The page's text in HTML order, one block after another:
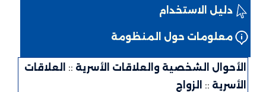
دليل الاستخدام
معلومات حول المنظومة
الأحوال الشخصية والعلاقات الأسرية :: العلاقات
الأسرية :: الزواج